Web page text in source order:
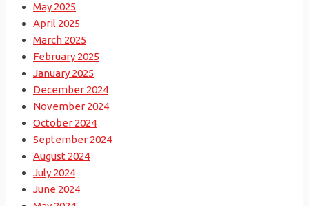
May 2025
April 2025
March 2025
February 2025
January 2025
December 2024
November 2024
October 2024
September 2024
August 2024
July 2024
June 2024